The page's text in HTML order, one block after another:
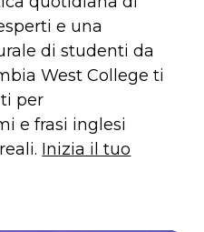
e una
di studenti da
West College ti
per
e frasi inglesi
Inizia il tuo